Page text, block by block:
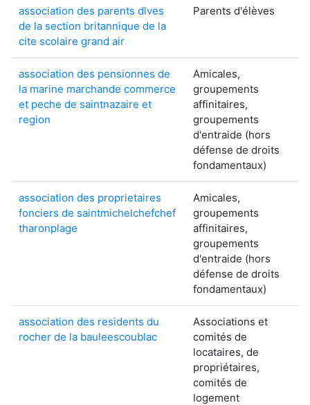
association des parents dlves
de la section britannique de la
cite scolaire grand air
Parents d'élèves
association des pensionnes de
la marine marchande commerce
et peche de saintnazaire et
region
Amicales,
groupements
affinitaires,
groupements
d'entraide (hors
défense de droits
fondamentaux)
association des proprietaires
fonciers de saintmichelchefchef
tharonplage
Amicales,
groupements
affinitaires,
groupements
d'entraide (hors
défense de droits
fondamentaux)
association des residents du
rocher de la bauleescoublac
Associations et
comités de
locataires, de
propriétaires,
comités de
logement